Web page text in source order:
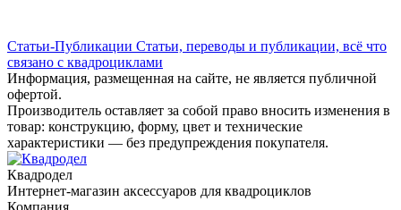
Статьи-Публикации Статьи, переводы и публикации, всё что
связано с квадроциклами
Информация, размещенная на сайте, не является публичной
офертой.
Производитель оставляет за собой право вносить изменения в
товар: конструкцию, форму, цвет и технические
характеристики — без предупреждения покупателя.
Квадродел
Интернет-магазин аксессуаров для квадроциклов
Компания